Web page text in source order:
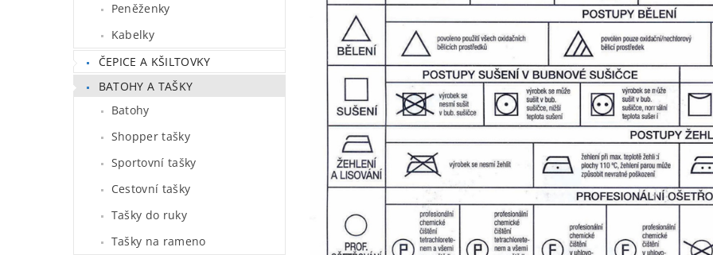
Peněženky
Kabelky
ČEPICE A KŠILTOVKY
BATOHY A TAŠKY
Batohy
Shopper tašky
Sportovní tašky
Cestovní tašky
Tašky do ruky
Tašky na rameno